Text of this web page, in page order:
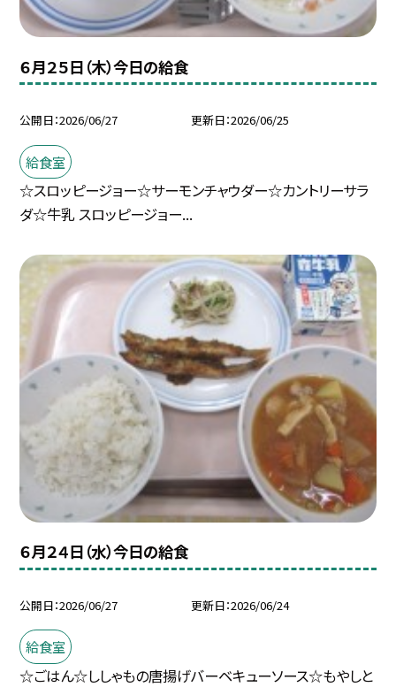
６月２５日（木）今日の給食
公開日 2026/06/27 更新日 2026/06/25
給食室
☆スロッピージョー☆サーモンチャウダー☆カントリーサラ
ダ☆牛乳 スロッピージョー...
６月２４日（水）今日の給食
公開日 2026/06/27 更新日 2026/06/24
給食室
☆ごはん☆ししゃもの唐揚げバーベキューソース☆もやしと